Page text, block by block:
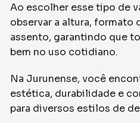
Ao escolher esse tipo de
observar a altura, formato
assento, garantindo que
bem no uso cotidiano.
Na Jurunense, você
estética, durabilidade e
para diversos estilos de